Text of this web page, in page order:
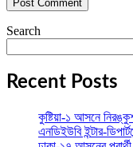
Search
Recent Posts
কুষ্টিয়া-১ আসনে
এনডিইউবি ইন্টার-